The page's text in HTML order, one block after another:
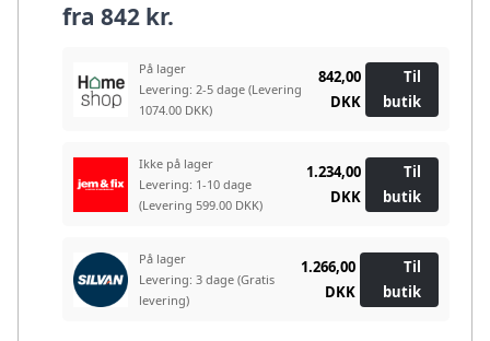
fra 842 kr.
På lager
Levering: 2-5 dage (Levering
1074.00 DKK)
842,00
DKK
Til
butik
Ikke på lager
Levering: 1-10 dage
(Levering 599.00 DKK)
1.234,00
DKK
Til
butik
På lager
Levering: 3 dage (Gratis
levering)
1.266,00
DKK
Til
butik